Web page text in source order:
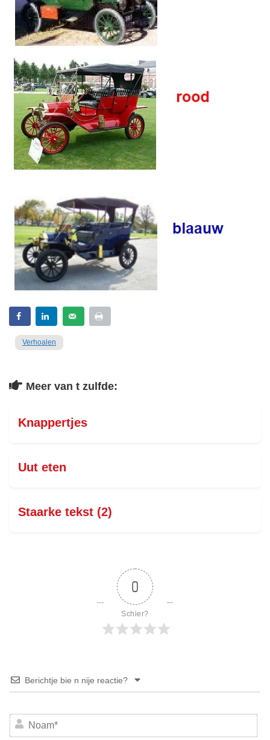
Verhoalen
Meer van t zulfde:
Knappertjes
Uut eten
Staarke tekst (2)
0
Schier?
Berichtje bie n nije reactie?